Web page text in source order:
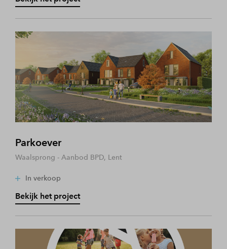
Parkoever
Waalsprong - Aanbod BPD, Lent
In verkoop
Bekijk het project